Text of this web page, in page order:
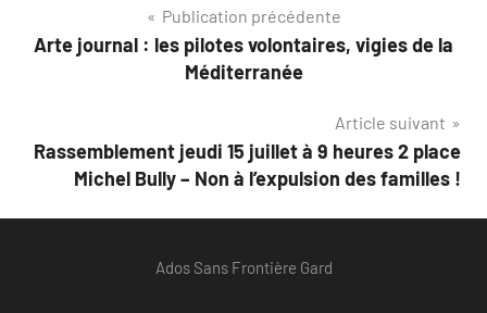
Navigation
de
Publication précédente
Arte journal : les pilotes volontaires, vigies de la
Méditerranée
Article suivant
Rassemblement jeudi 15 juillet à 9 heures 2 place
Michel Bully – Non à l’expulsion des familles !
Ados Sans Frontière Gard